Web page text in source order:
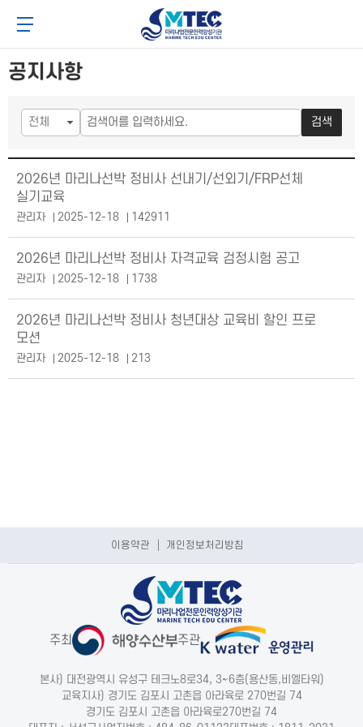
로
가
기
로
가
기
메뉴 버튼
4CSoft
공지사항
검색
2026년 마리나선박 정비사 선내기/선외기/FRP선체
실기교육
관리자 2025-12-18 142911
2026년 마리나선박 정비사 자격교육 검정시험 공고
관리자 2025-12-18 1738
2026년 마리나선박 정비사 청년대상 교육비 할인 프로
모션
관리자 2025-12-18 213
이용약관 개인정보처리방침
주최 주관
본사) 대전광역시 유성구 테크노8로34, 3~6층(용산동,비엘타워)
교육지사) 경기도 김포시 고촌읍 아라육로 270번길 74
경기도 김포시 고촌읍 아라육로270번길 74